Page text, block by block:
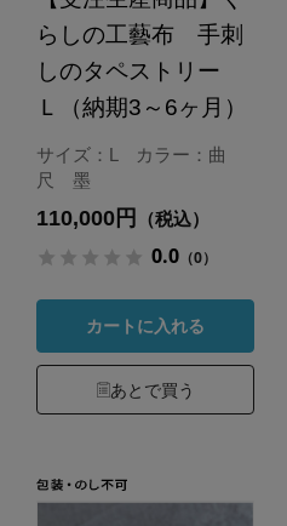
らしの工藝布 手刺
しのタペストリー
Ｌ（納期3～6ヶ月）
サイズ：L カラー：曲
尺 墨
110,000円 （税込）
0.0（0）
カートに入れる
あとで買う